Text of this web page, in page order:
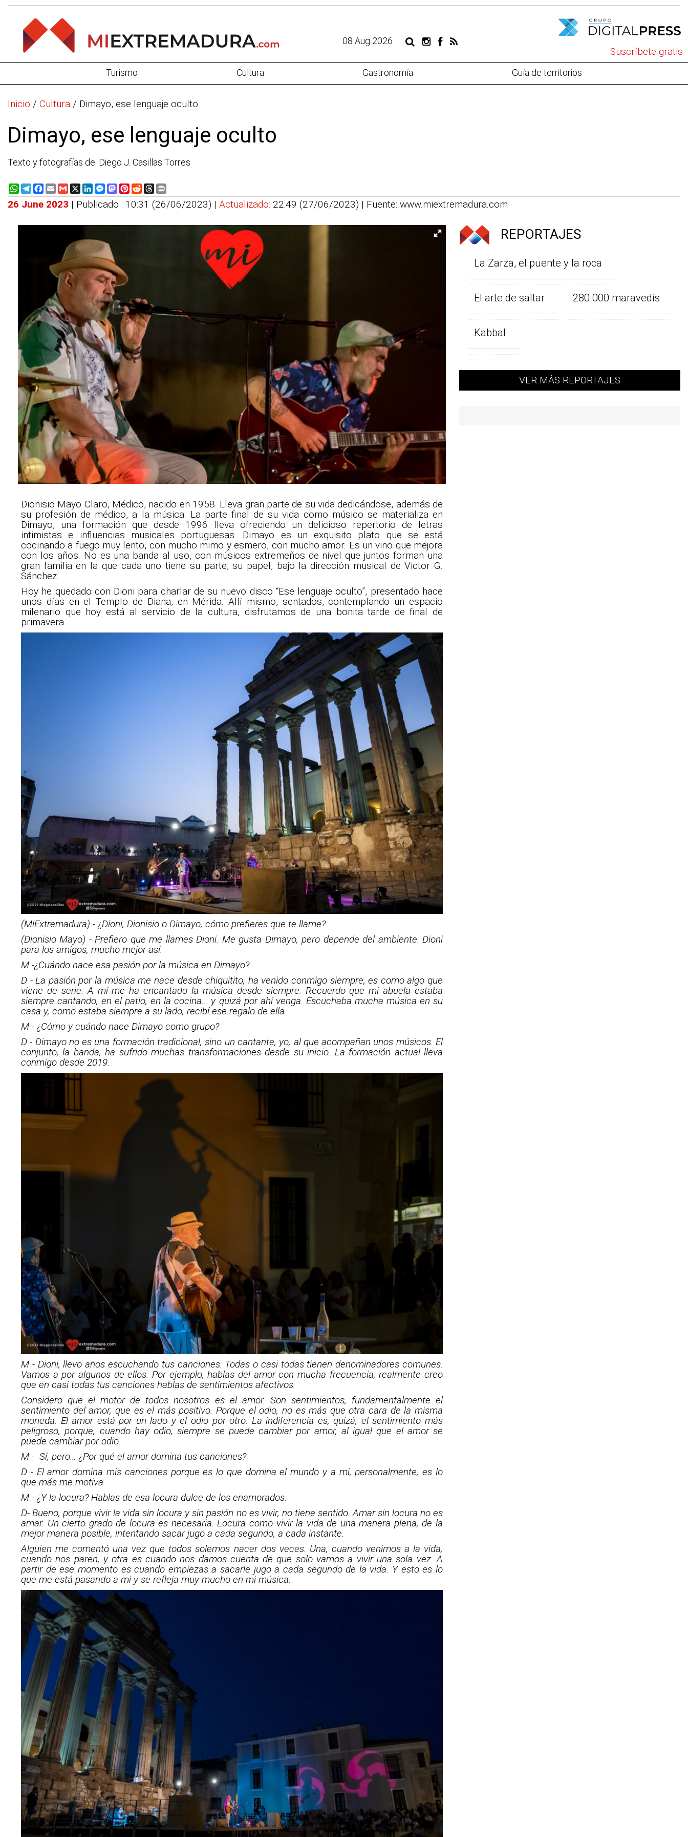
08 Aug 2026
Suscríbete gratis
Turismo Cultura Gastronomía Guía de territorios
Inicio / Cultura / Dimayo, ese lenguaje oculto
Dimayo, ese lenguaje oculto
Texto y fotografías de: Diego J. Casillas Torres
WhatsApp
Telegram
Facebook
EmailGmail
X LinkedIn
Messenger
Mastodon
Pinterest
RedditThreads
26 June 2023 | Publicado : 10:31 (26/06/2023) | Actualizado: 22:49 (27/06/2023) | Fuente: www.miextremadura.com
Dionisio Mayo Claro, Médico, nacido en 1958. Lleva gran parte de su vida dedicándose, además de
su profesión de médico, a la música. La parte final de su vida como músico se materializa en
Dimayo, una formación que desde 1996 lleva ofreciendo un delicioso repertorio de letras
intimistas e influencias musicales portuguesas. Dimayo es un exquisito plato que se está
cocinando a fuego muy lento, con mucho mimo y esmero, con mucho amor. Es un vino que mejora
con los años. No es una banda al uso, con músicos extremeños de nivel que juntos forman una
gran familia en la que cada uno tiene su parte, su papel, bajo la dirección musical de Victor G.
Sánchez.
Hoy he quedado con Dioni para charlar de su nuevo disco “Ese lenguaje oculto”, presentado hace
unos días en el Templo de Diana, en Mérida. Allí mismo, sentados, contemplando un espacio
milenario que hoy está al servicio de la cultura, disfrutamos de una bonita tarde de final de
primavera.
(MiExtremadura) - ¿Dioni, Dionisio o Dimayo, cómo prefieres que te llame?
(Dionisio Mayo) - Prefiero que me llames Dioni. Me gusta Dimayo, pero depende del ambiente. Dioni
para los amigos, mucho mejor así.
M -¿Cuándo nace esa pasión por la música en Dimayo?
D - La pasión por la música me nace desde chiquitito, ha venido conmigo siempre, es como algo que
viene de serie. A mí me ha encantado la música desde siempre. Recuerdo que mi abuela estaba
siempre cantando, en el patio, en la cocina… y quizá por ahí venga. Escuchaba mucha música en su
casa y, como estaba siempre a su lado, recibí ese regalo de ella.
M - ¿Cómo y cuándo nace Dimayo como grupo?
D - Dimayo no es una formación tradicional, sino un cantante, yo, al que acompañan unos músicos. El
conjunto, la banda, ha sufrido muchas transformaciones desde su inicio. La formación actual lleva
conmigo desde 2019.
M - Dioni, llevo años escuchando tus canciones. Todas o casi todas tienen denominadores comunes.
Vamos a por algunos de ellos. Por ejemplo, hablas del amor con mucha frecuencia, realmente creo
que en casi todas tus canciones hablas de sentimientos afectivos.
Considero que el motor de todos nosotros es el amor. Son sentimientos, fundamentalmente el
sentimiento del amor, que es el más positivo. Porque el odio, no es más que otra cara de la misma
moneda. El amor está por un lado y el odio por otro. La indiferencia es, quizá, el sentimiento más
peligroso, porque, cuando hay odio, siempre se puede cambiar por amor, al igual que el amor se
puede cambiar por odio.
M - Sí, pero… ¿Por qué el amor domina tus canciones?
D - El amor domina mis canciones porque es lo que domina el mundo y a mi, personalmente, es lo
que más me motiva.
M - ¿Y la locura? Hablas de esa locura dulce de los enamorados.
D- Bueno, porque vivir la vida sin locura y sin pasión no es vivir, no tiene sentido. Amar sin locura no es
amar. Un cierto grado de locura es necesaria. Locura como vivir la vida de una manera plena, de la
mejor manera posible, intentando sacar jugo a cada segundo, a cada instante.
Alguien me comentó una vez que todos solemos nacer dos veces. Una, cuando venimos a la vida,
cuando nos paren, y otra es cuando nos damos cuenta de que solo vamos a vivir una sola vez. A
partir de ese momento es cuando empiezas a sacarle jugo a cada segundo de la vida. Y esto es lo
que me está pasando a mi y se refleja muy mucho en mi música.
REPORTAJES
La Zarza, el puente y la roca
El arte de saltar 280.000 maravedís
Kabbal
VER MÁS REPORTAJES